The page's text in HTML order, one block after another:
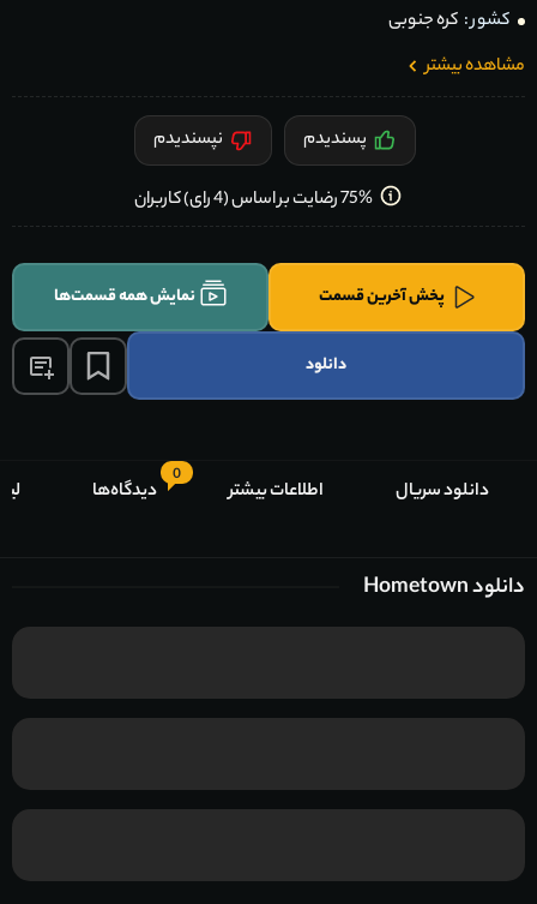
کشور : کره جنوبی
مشاهده بیشتر
پسندیدم نپسندیدم
75% رضایت بر اساس (4 رای) کاربران
پخش آخرین قسمت نمایش همه قسمت‌ها
دانلود
دانلود سریال اطلاعات بیشتر
0
دیدگاه‌ها
دانلود Hometown